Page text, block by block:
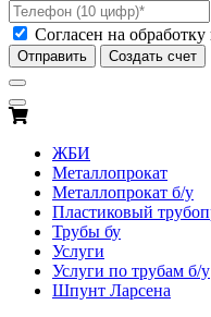
Согласен на
Отправить Создать счет
ЖБИ
Металлопрокат
Металлопрокат б/у
Пластиковый
Трубы бу
Услуги
Услуги по трубам б/у
Шпунт Ларсена